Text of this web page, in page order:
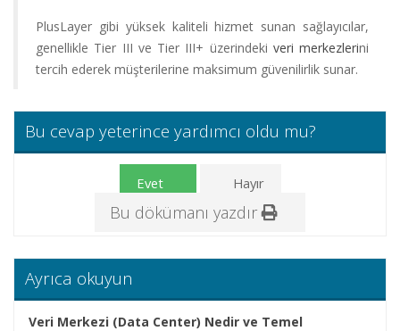
Kurumsal
İletişim
PlusLayer gibi yüksek kaliteli hizmet sunan sağlayıcılar,
genellikle Tier III ve Tier III+ üzerindeki veri merkezlerini
tercih ederek müşterilerine maksimum güvenilirlik sunar.
Bu cevap yeterince yardımcı oldu mu?
Evet Hayır
Bu dökümanı yazdır
Ayrıca okuyun
Veri Merkezi (Data Center) Nedir ve Temel